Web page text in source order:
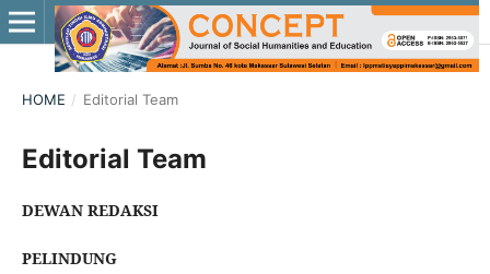
HOME / Editorial Team
Editorial Team
DEWAN REDAKSI
PELINDUNG